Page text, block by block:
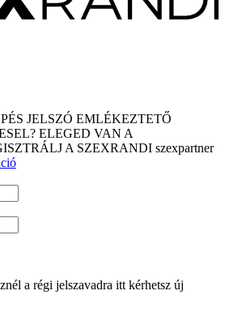
JELSZÓ EMLÉKEZTETŐ
ELEGED VAN A
A SZEXRANDI szexpartner
a régi jelszavadra itt kérhetsz új